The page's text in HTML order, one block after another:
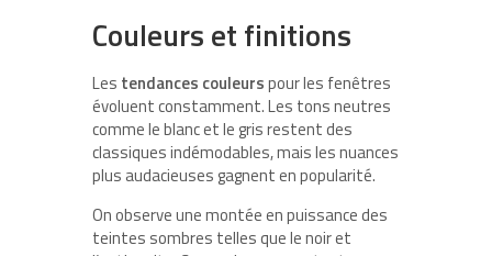
Couleurs et finitions
Les tendances couleurspour les fenêtres
évoluent constamment. Les tons neutres
comme le blanc et le gris restent des
classiques indémodables, mais les nuances
plus audacieuses gagnent en popularité.
On observe une montée en puissance des
teintes sombres telles que le noir et